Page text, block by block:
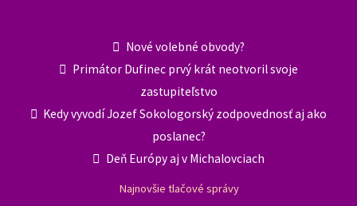
Nové volebné obvody?
Primátor Dufinec prvý krát neotvoril svoje
zastupiteľstvo
Kedy vyvodí Jozef Sokologorský zodpovednosť aj ako
poslanec?
Deň Európy aj v Michalovciach
Najnovšie tlačové správy